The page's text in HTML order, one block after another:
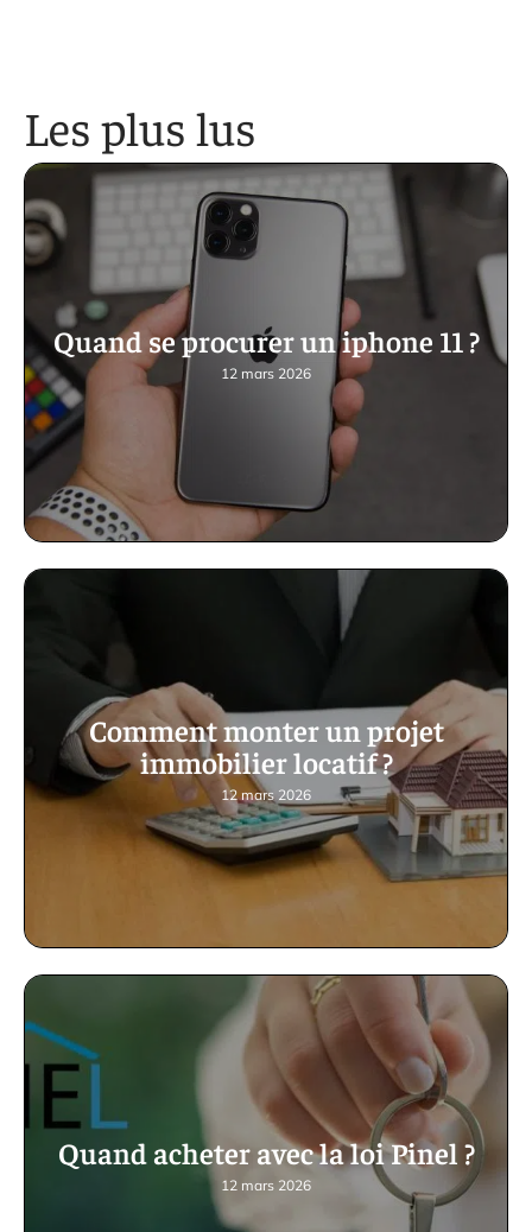
Les plus lus
Quand se procurer un iphone 11 ?
12 mars 2026
Comment monter un projet
immobilier locatif ?
12 mars 2026
Quand acheter avec la loi Pinel ?
12 mars 2026